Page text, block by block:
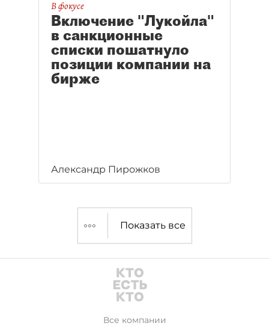
В фокусе
Включение "Лукойла"
в санкционные
списки пошатнуло
позиции компании на
бирже
Александр Пирожков
Показать все
Все компании